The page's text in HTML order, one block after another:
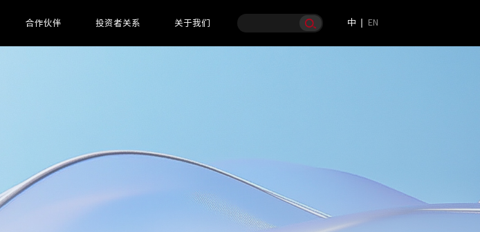
合作伙伴 投资者关系 关于我们 中 EN